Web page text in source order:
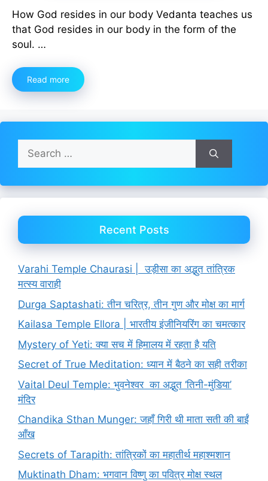
How God resides in our body Vedanta teaches us
that God resides in our body in the form of the
soul. …
Read more
Search
for:
Recent Posts
Varahi Temple Chaurasi | उड़ीसा का अद्भुत तांत्रिक
मत्स्य वाराही
Durga Saptashati: तीन चरित्र, तीन गुण और मोक्ष का मार्ग
Kailasa Temple Ellora | भारतीय इंजीनियरिंग का चमत्कार
Mystery of Yeti: क्या सच में हिमालय में रहता है यति
Secret of True Meditation: ध्यान में बैठने का सही तरीका
Vaital Deul Temple: भुवनेश्वर का अद्भुत ‘तिनी-मुंडिया’
मंदिर
Chandika Sthan Munger: जहाँ गिरी थी माता सती की बाईं
आँख
Secrets of Tarapith: तांत्रिकों का महातीर्थ महाश्मशान
Muktinath Dham: भगवान विष्णु का पवित्र मोक्ष स्थल